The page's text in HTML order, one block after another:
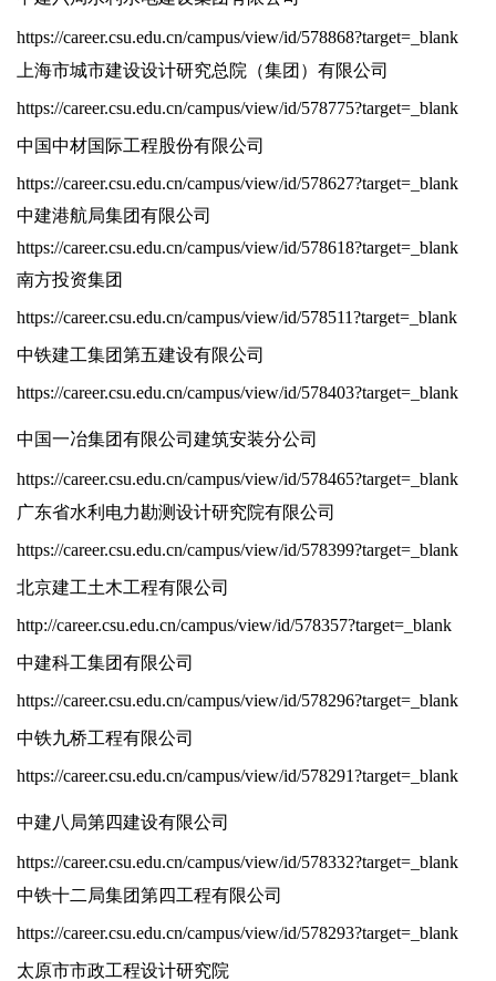
https://career.csu.edu.cn/campus/view/id/578868?target=_blank
上海市城市建设设计研究总院（集团）有限公司
https://career.csu.edu.cn/campus/view/id/578775?target=_blank
中国中材国际工程股份有限公司
https://career.csu.edu.cn/campus/view/id/578627?target=_blank
中建港航局集团有限公司
https://career.csu.edu.cn/campus/view/id/578618?target=_blank
南方投资集团
https://career.csu.edu.cn/campus/view/id/578511?target=_blank
中铁建工集团第五建设有限公司
https://career.csu.edu.cn/campus/view/id/578403?target=_blank
中国一冶集团有限公司建筑安装分公司
https://career.csu.edu.cn/campus/view/id/578465?target=_blank
广东省水利电力勘测设计研究院有限公司
https://career.csu.edu.cn/campus/view/id/578399?target=_blank
北京建工土木工程有限公司
http://career.csu.edu.cn/campus/view/id/578357?target=_blank
中建科工集团有限公司
https://career.csu.edu.cn/campus/view/id/578296?target=_blank
中铁九桥工程有限公司
https://career.csu.edu.cn/campus/view/id/578291?target=_blank
中建八局第四建设有限公司
https://career.csu.edu.cn/campus/view/id/578332?target=_blank
中铁十二局集团第四工程有限公司
https://career.csu.edu.cn/campus/view/id/578293?target=_blank
太原市市政工程设计研究院